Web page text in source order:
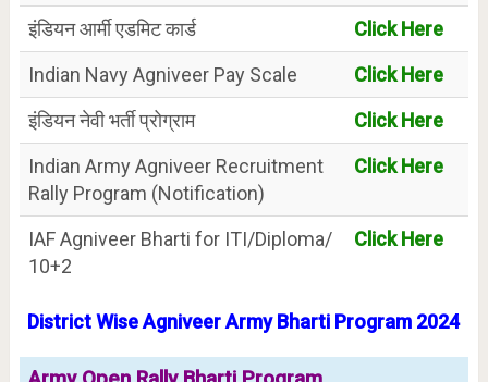
इंडियन आर्मी एडमिट कार्ड
Click Here
Indian Navy Agniveer Pay Scale
Click Here
इंडियन नेवी भर्ती प्रोग्राम
Click Here
Indian Army Agniveer Recruitment
Rally Program (Notification)
Click Here
IAF Agniveer Bharti for ITI/Diploma/
10+2
Click Here
District Wise Agniveer Army Bharti Program 2024